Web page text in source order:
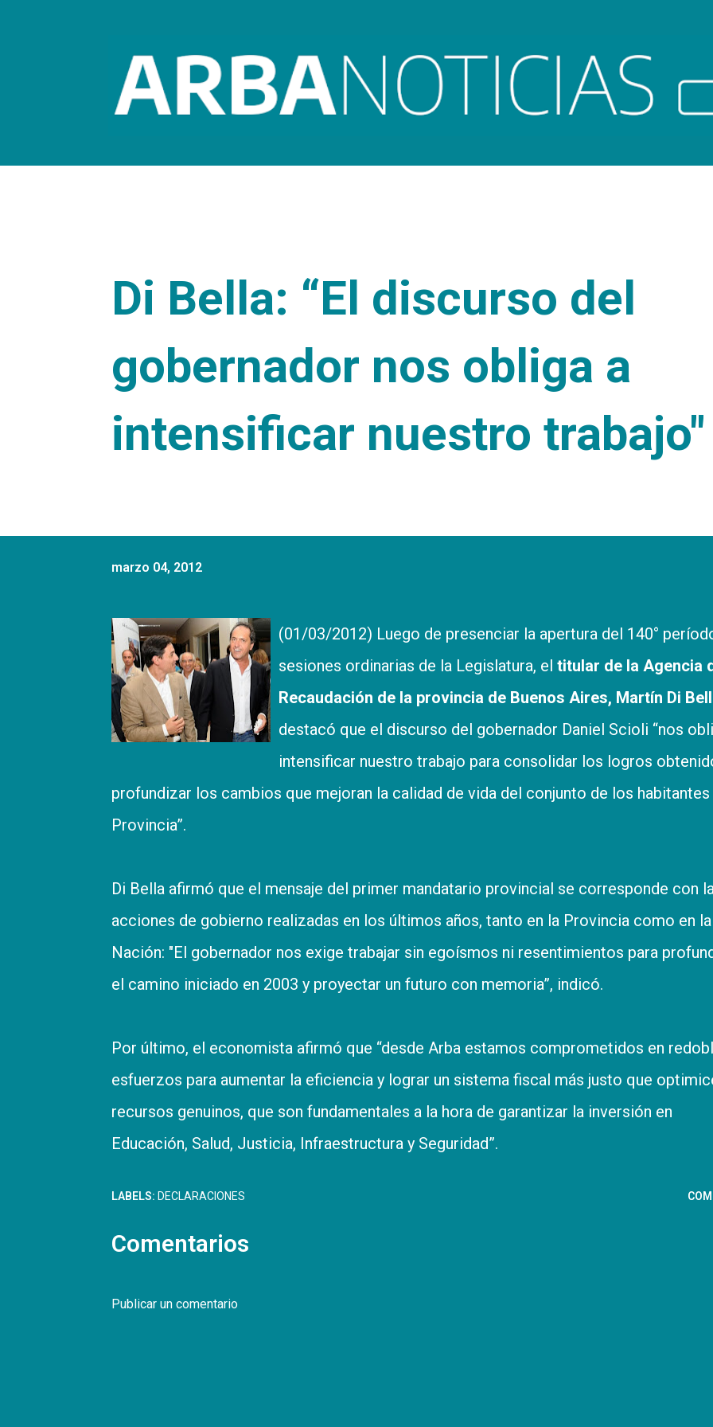
Di Bella: “El discurso del
gobernador nos obliga a
intensificar nuestro trabajo"
marzo 04, 2012
(01/03/2012) Luego de presenciar la apertura del 140°
sesiones ordinarias de la Legislatura, el titular de la Agencia
Recaudación de la provincia de Buenos Aires, Martín Di
destacó que el discurso del gobernador Daniel Scioli “nos
intensificar nuestro trabajo para consolidar los logros
profundizar los cambios que mejoran la calidad de vida del conjunto de los habitantes
Provincia”.
Di Bella afirmó que el mensaje del primer mandatario provincial se corresponde con
acciones de gobierno realizadas en los últimos años, tanto en la Provincia como en la
Nación: "El gobernador nos exige trabajar sin egoísmos ni resentimientos para
el camino iniciado en 2003 y proyectar un futuro con memoria”, indicó.
Por último, el economista afirmó que “desde Arba estamos comprometidos en
esfuerzos para aumentar la eficiencia y lograr un sistema fiscal más justo que
recursos genuinos, que son fundamentales a la hora de garantizar la inversión en
Educación, Salud, Justicia, Infraestructura y Seguridad”.
LABELS: DECLARACIONES
Comentarios
Publicar un comentario